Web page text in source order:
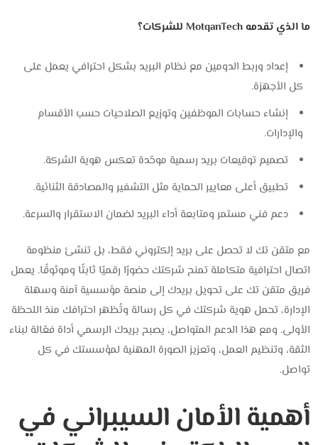
ما الذي تقدمه MotqanTech للشركات؟
إعداد وربط الدومين مع نظام البريد بشكل احترافي يعمل على
كل الأجهزة.
إنشاء حسابات الموظفين وتوزيع الصلاحيات حسب الأقسام
والإدارات.
تصميم توقيعات بريد رسمية موحّدة تعكس هوية الشركة.
تطبيق أعلى معايير الحماية مثل التشفير والمصادقة الثنائية.
دعم فني مستمر ومتابعة أداء البريد لضمان الاستقرار والسرعة.
مع متقن تك لا تحصل على بريد إلكتروني فقط، بل تنشئ منظومة
اتصال احترافية متكاملة تمنح شركتك حضورًا رقميًا ثابتًا وموثوقًا. يعمل
فريق متقن تك على تحويل بريدك إلى منصة مؤسسية آمنة وسهلة
الإدارة، تحمل هوية شركتك في كل رسالة وتُظهر احترافك منذ اللحظة
الأولى. ومع هذا الدعم المتواصل، يصبح بريدك الرسمي أداة فعّالة لبناء
الثقة، وتنظيم العمل، وتعزيز الصورة المهنية لمؤسستك في كل
تواصل.
أهمية الأمان السيبراني في